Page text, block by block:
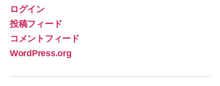
ログイン
投稿フィード
コメントフィード
WordPress.org